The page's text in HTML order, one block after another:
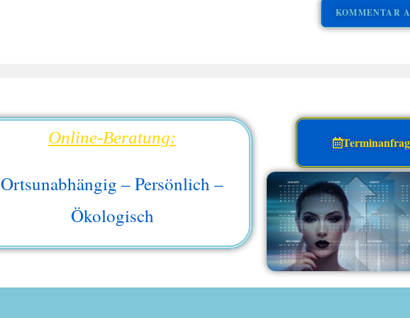
Online-Beratung:
Ortsunabhängig – Persönlich –
Ökologisch